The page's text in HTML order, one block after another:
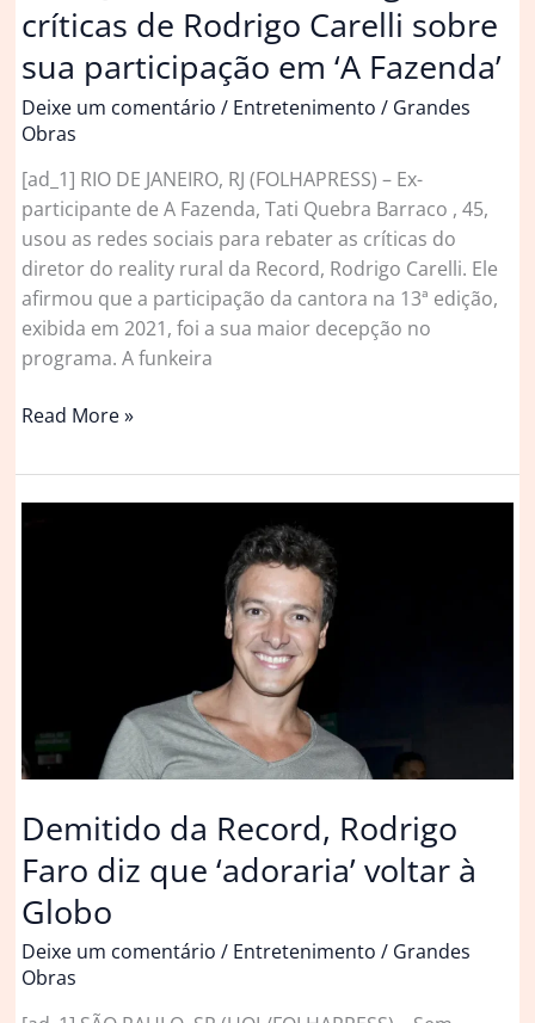
críticas de Rodrigo Carelli sobre
sua participação em ‘A Fazenda’
Deixe um comentário / Entretenimento / Grandes
Obras
[ad_1] RIO DE JANEIRO, RJ (FOLHAPRESS) – Ex-
participante de A Fazenda, Tati Quebra Barraco , 45,
usou as redes sociais para rebater as críticas do
diretor do reality rural da Record, Rodrigo Carelli. Ele
afirmou que a participação da cantora na 13ª edição,
exibida em 2021, foi a sua maior decepção no
programa. A funkeira
Tati
Barraco
reage
participação
em
Fazenda’
Read More »
Demitido da Record, Rodrigo
Faro diz que ‘adoraria’ voltar à
Globo
Deixe um comentário / Entretenimento / Grandes
Obras